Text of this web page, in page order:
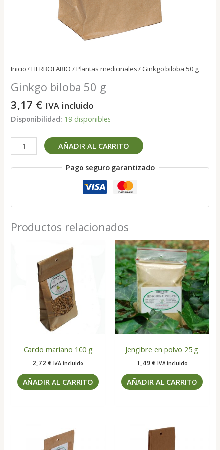
Inicio /HERBOLARIO /Plantas medicinales / Ginkgo biloba 50 g
Ginkgo biloba 50 g
3,17 € IVA incluido
Disponibilidad: 19 disponibles
Ginkgo
biloba
AÑADIR AL CARRITO
Pago seguro garantizado
Productos relacionados
Cardo mariano 100 g
2,72€ IVA incluido
AÑADIR AL CARRITO
Jengibre en polvo 25 g
1,49€ IVA incluido
AÑADIR AL CARRITO